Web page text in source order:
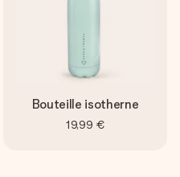
Bouteille isotherne
19,99 €